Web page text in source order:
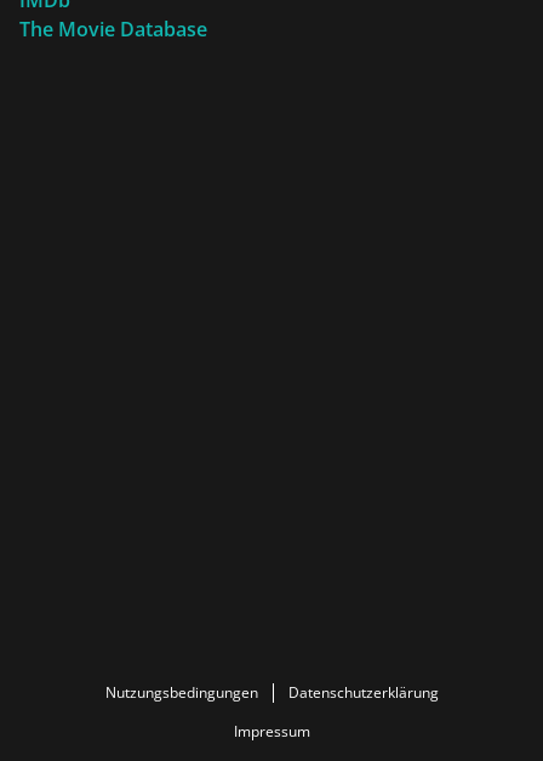
The Movie Database
Nutzungsbedingungen
Datenschutzerklärung
Impressum